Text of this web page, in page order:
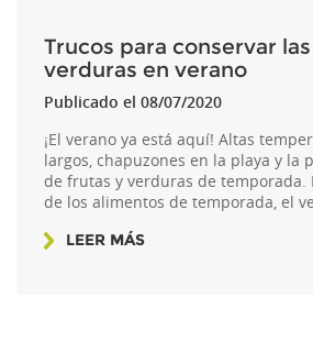
Trucos para conservar
verduras en verano
Publicado el 08/07/2020
¡El verano ya está aquí! Altas
largos, chapuzones en la playa y la
de frutas y verduras de temporada.
de los alimentos de temporada, el
LEER MÁS